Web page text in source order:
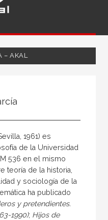
– AKAL
1961) es
de la Universidad
536 en el mismo
teoría de la historia,
y sociología de la
ha publicado
y pretendientes.
1990); Hijos de